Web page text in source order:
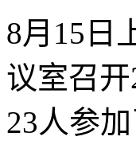
8月15日
议室召
23人参